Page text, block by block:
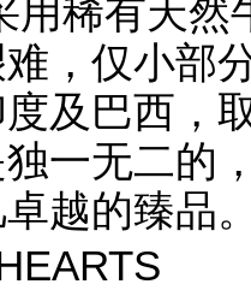
稀有天然
，仅小部
及巴西，
一无二的
越的臻品